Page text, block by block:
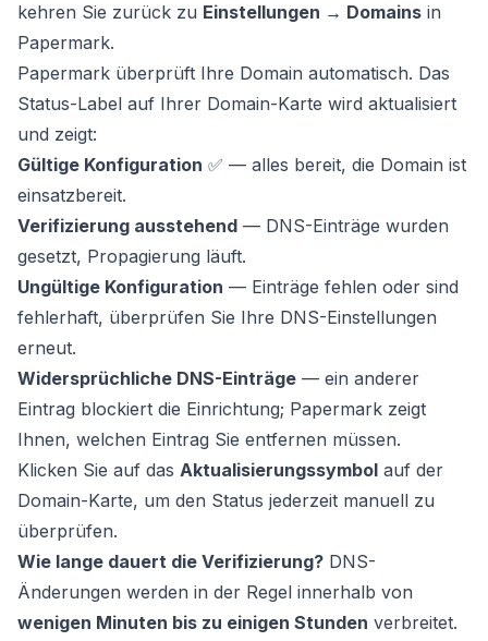
kehren Sie zurück zu Einstellungen → Domains in
Papermark.
Papermark überprüft Ihre Domain automatisch. Das
Status-Label auf Ihrer Domain-Karte wird aktualisiert
und zeigt:
Gültige Konfiguration ✅ — alles bereit, die Domain ist
einsatzbereit.
Verifizierung ausstehend — DNS-Einträge wurden
gesetzt, Propagierung läuft.
Ungültige Konfiguration — Einträge fehlen oder sind
fehlerhaft, überprüfen Sie Ihre DNS-Einstellungen
erneut.
Widersprüchliche DNS-Einträge — ein anderer
Eintrag blockiert die Einrichtung; Papermark zeigt
Ihnen, welchen Eintrag Sie entfernen müssen.
Klicken Sie auf das Aktualisierungssymbol auf der
Domain-Karte, um den Status jederzeit manuell zu
überprüfen.
Wie lange dauert die Verifizierung? DNS-
Änderungen werden in der Regel innerhalb von
wenigen Minuten bis zu einigen Stunden verbreitet.